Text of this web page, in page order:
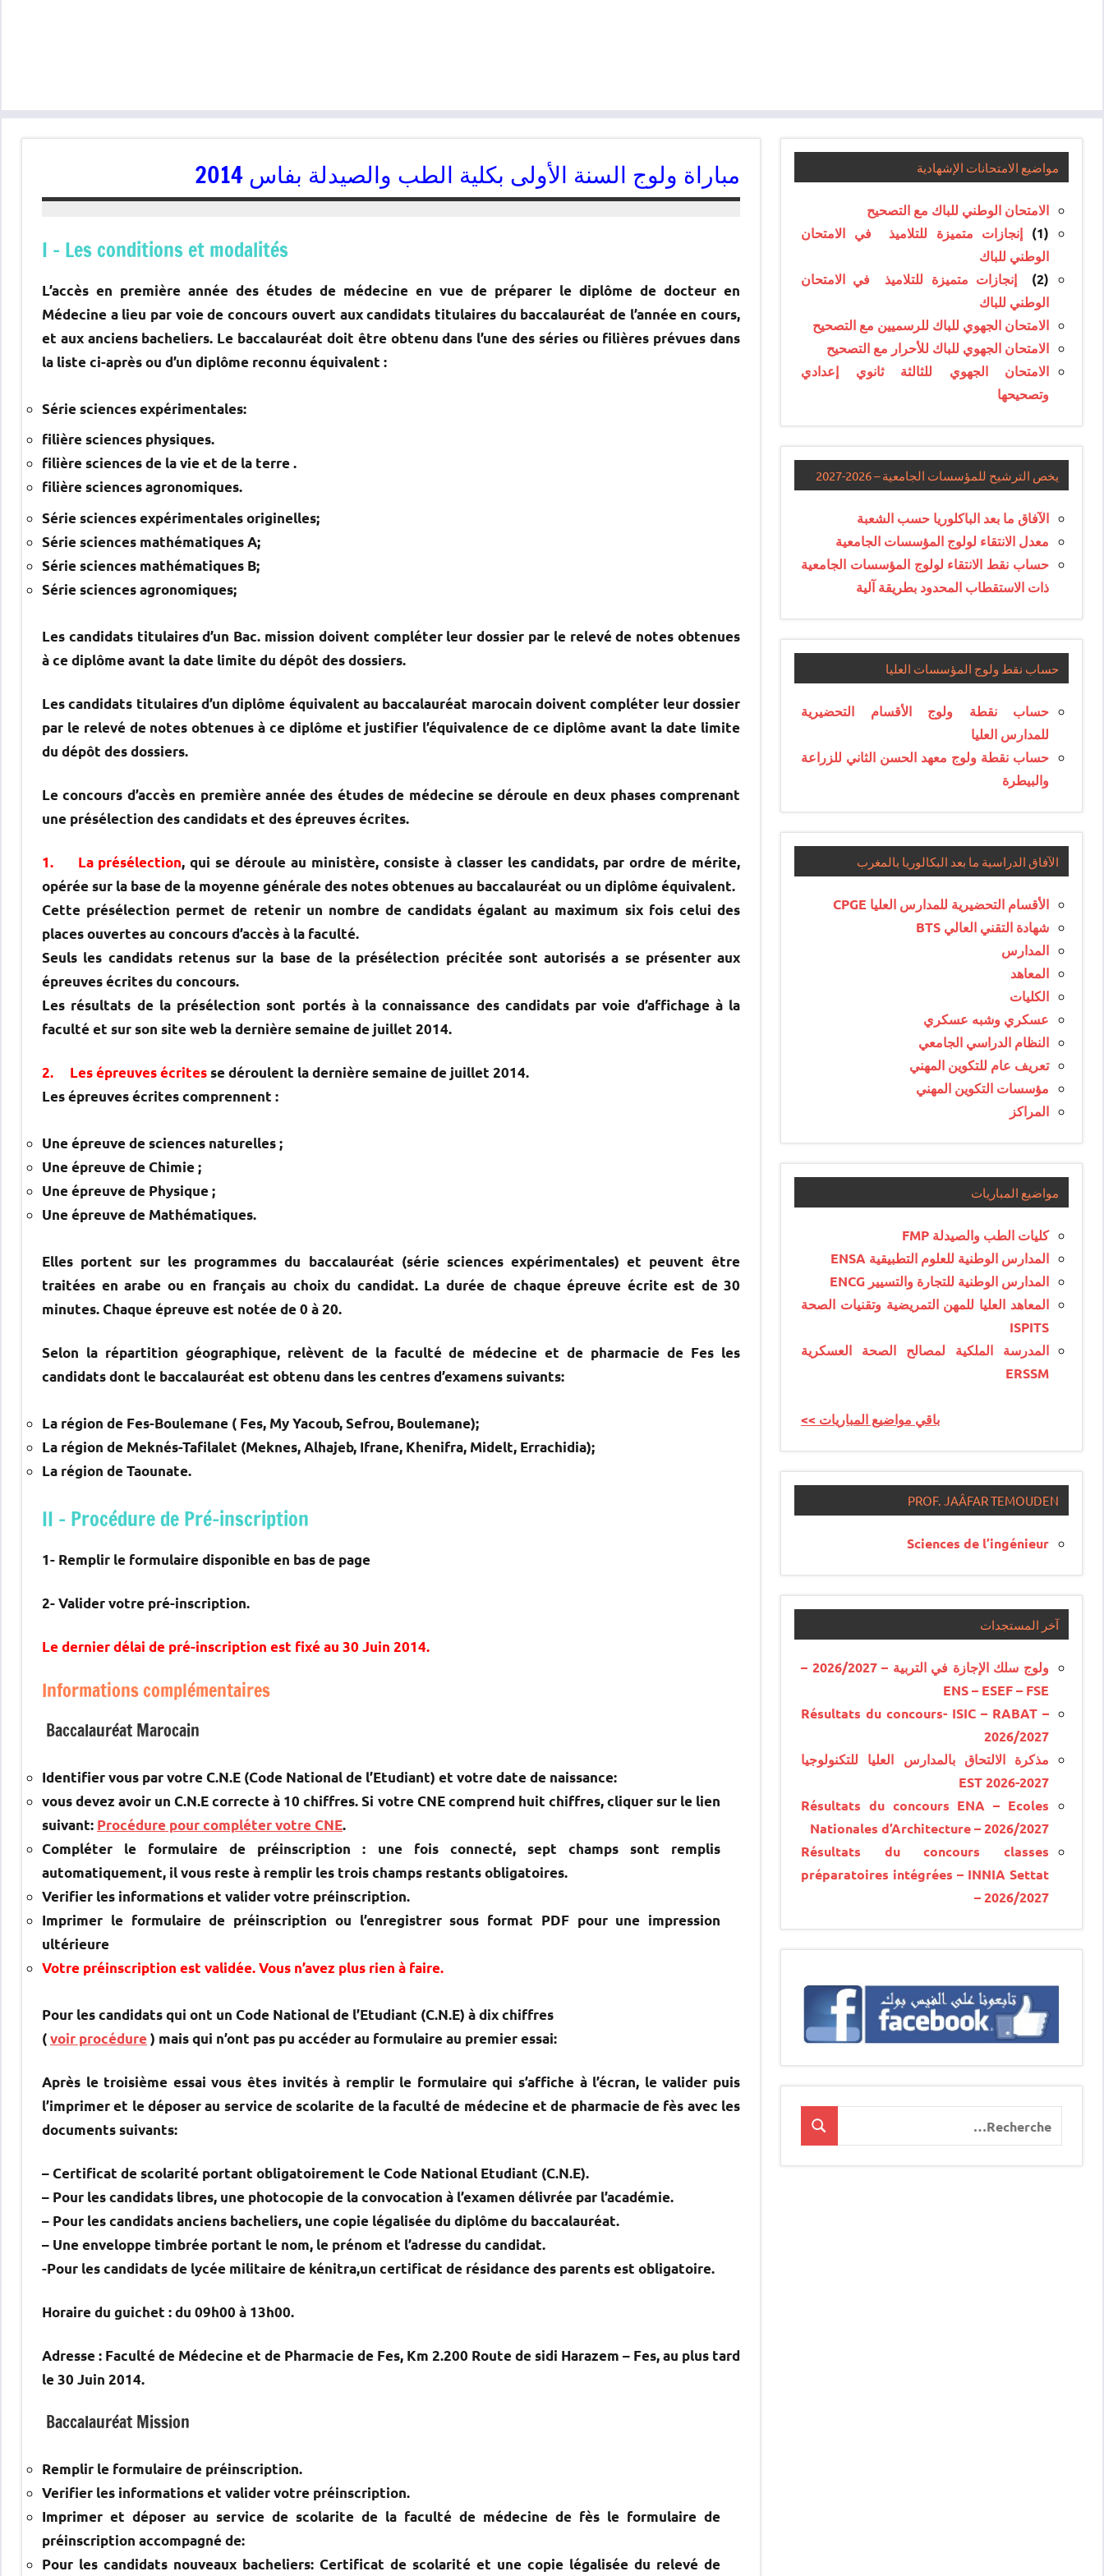
مباراة ولوج السنة الأولى بكلية الطب والصيدلة بفاس 2014
I – Les conditions et modalités
L’accès en première année des études de médecine en vue de préparer le diplôme de docteur en
Médecine a lieu par voie de concours ouvert aux candidats titulaires du baccalauréat de l’année en cours,
et aux anciens bacheliers. Le baccalauréat doit être obtenu dans l’une des séries ou filières prévues dans
la liste ci-après ou d’un diplôme reconnu équivalent :
Série sciences expérimentales:
filière sciences physiques.
filière sciences de la vie et de la terre .
filière sciences agronomiques.
Série sciences expérimentales originelles;
Série sciences mathématiques A;
Série sciences mathématiques B;
Série sciences agronomiques;
Les candidats titulaires d’un Bac. mission doivent compléter leur dossier par le relevé de notes obtenues
à ce diplôme avant la date limite du dépôt des dossiers.
Les candidats titulaires d’un diplôme équivalent au baccalauréat marocain doivent compléter leur dossier
par le relevé de notes obtenues à ce diplôme et justifier l’équivalence de ce diplôme avant la date limite
du dépôt des dossiers.
Le concours d’accès en première année des études de médecine se déroule en deux phases comprenant
une présélection des candidats et des épreuves écrites.
1. La présélection, qui se déroule au ministère, consiste à classer les candidats, par ordre de mérite,
opérée sur la base de la moyenne générale des notes obtenues au baccalauréat ou un diplôme équivalent.
Cette présélection permet de retenir un nombre de candidats égalant au maximum six fois celui des
places ouvertes au concours d’accès à la faculté.
Seuls les candidats retenus sur la base de la présélection précitée sont autorisés a se présenter aux
épreuves écrites du concours.
Les résultats de la présélection sont portés à la connaissance des candidats par voie d’affichage à la
faculté et sur son site web la dernière semaine de juillet 2014.
2. Les épreuves écritesse déroulent la dernière semaine de juillet 2014.
Les épreuves écrites comprennent :
Une épreuve de sciences naturelles ;
Une épreuve de Chimie ;
Une épreuve de Physique ;
Une épreuve de Mathématiques.
Elles portent sur les programmes du baccalauréat (série sciences expérimentales) et peuvent être
traitées en arabe ou en français au choix du candidat. La durée de chaque épreuve écrite est de 30
minutes. Chaque épreuve est notée de 0 à 20.
Selon la répartition géographique, relèvent de la faculté de médecine et de pharmacie de Fes les
candidats dont le baccalauréat est obtenu dans les centres d’examens suivants:
La région de Fes-Boulemane ( Fes, My Yacoub, Sefrou, Boulemane);
La région de Meknés-Tafilalet (Meknes, Alhajeb, Ifrane, Khenifra, Midelt, Errachidia);
La région de Taounate.
II – Procédure de Pré-inscription
1- Remplir le formulaire disponible en bas de page
2- Valider votre pré-inscription.
Le dernier délai de pré-inscription est fixé au 30 Juin 2014.
Informations complémentaires
Baccalauréat Marocain
Identifier vous par votre C.N.E (Code National de l’Etudiant) et votre date de naissance:
vous devez avoir un C.N.E correcte à 10 chiffres. Si votre CNE comprend huit chiffres, cliquer sur le lien
suivant: Procédure pour compléter votre CNE.
Compléter le formulaire de préinscription : une fois connecté, sept champs sont remplis
automatiquement, il vous reste à remplir les trois champs restants obligatoires.
Verifier les informations et valider votre préinscription.
Imprimer le formulaire de préinscription ou l’enregistrer sous format PDF pour une impression
ultérieure
Votre préinscription est validée. Vous n’avez plus rien à faire.
Pour les candidats qui ont un Code National de l’Etudiant (C.N.E) à dix chiffres
(voir procédure) mais qui n’ont pas pu accéder au formulaire au premier essai:
Après le troisième essai vous êtes invités à remplir le formulaire qui s’affiche à l’écran, le valider puis
l’imprimer et le déposer au service de scolarite de la faculté de médecine et de pharmacie de fès avec les
documents suivants:
– Certificat de scolarité portant obligatoirement le Code National Etudiant (C.N.E).
– Pour les candidats libres, une photocopie de la convocation à l’examen délivrée par l’académie.
– Pour les candidats anciens bacheliers, une copie légalisée du diplôme du baccalauréat.
– Une enveloppe timbrée portant le nom, le prénom et l’adresse du candidat.
-Pour les candidats de lycée militaire de kénitra,un certificat de résidance des parents est obligatoire.
Horaire du guichet : du 09h00 à 13h00.
Adresse : Faculté de Médecine et de Pharmacie de Fes, Km 2.200 Route de sidi Harazem – Fes, au plus tard
le 30 Juin 2014.
Baccalauréat Mission
Remplir le formulaire de préinscription.
Verifier les informations et valider votre préinscription.
Imprimer et déposer au service de scolarite de la faculté de médecine de fès le formulaire de
préinscription accompagné de:
Pour les candidats nouveaux bacheliers: Certificat de scolarité et une copie légalisée du relevé de
مواضيع الامتحانات الإشهادية
الامتحان الوطني للباك مع التصحيح
(1)
إنجازات متميزة للتلاميذ في الامتحان
الوطني للباك
(2)
إنجازات متميزة للتلاميذ في الامتحان
الوطني للباك
الامتحان الجهوي للباك للرسميين مع التصحيح
الامتحان الجهوي للباك للأحرار مع التصحيح
الامتحان الجهوي للثالثة ثانوي إعدادي
وتصحيحها
يخص الترشيح للمؤسسات الجامعية – 2026-2027
الآفاق ما بعد الباكلوريا حسب الشعبة
معدل الانتقاء لولوج المؤسسات الجامعية
حساب نقط الانتقاء لولوج المؤسسات الجامعية
ذات الاستقطاب المحدود بطريقة آلية
حساب نقط ولوج المؤسسات العليا
حساب نقطة ولوج الأقسام التحضيرية
للمدارس العليا
حساب نقطة ولوج معهد الحسن الثاني للزراعة
والبيطرة
الآفاق الدراسية ما بعد البكالوريا بالمغرب
الأقسام التحضيرية للمدارس العليا CPGE
شهادة التقني العالي BTS
المدارس
المعاهد
الكليات
عسكري وشبه عسكري
النظام الدراسي الجامعي
تعريف عام للتكوين المهني
مؤسسات التكوين المهني
المراكز
مواضيع المباريات
كليات الطب والصيدلة FMP
المدارس الوطنية للعلوم التطبيقية ENSA
المدارس الوطنية للتجارة والتسيير ENCG
المعاهد العليا للمهن التمريضية وتقنيات الصحة
ISPITS
المدرسة الملكية لمصالح الصحة العسكرية
ERSSM
<< باقي مواضيع المباريات
PROF. JAÂFAR TEMOUDEN
Sciences de l’ingénieur
آخر المستجدات
ولوج سلك الإجازة في التربية – 2026/2027 –
ENS – ESEF – FSE
Résultats du concours- ISIC – RABAT –
2026/2027
مذكرة الالتحاق بالمدارس العليا للتكنولوجيا
EST 2026-2027
Résultats du concours ENA – Ecoles
Nationales d’Architecture – 2026/2027
Résultats du concours classes
préparatoires intégrées – INNIA Settat
– 2026/2027
:
Recherche